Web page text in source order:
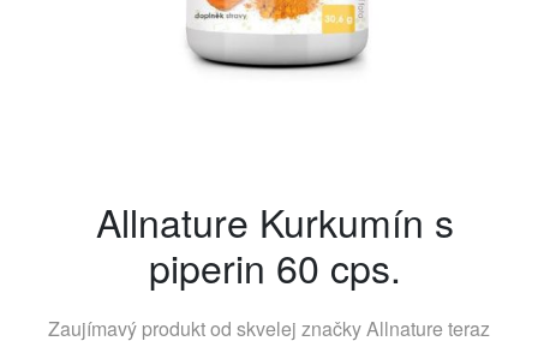
Allnature Kurkumín s
piperin 60 cps.
Zaujímavý produkt od skvelej značkyAllnature teraz